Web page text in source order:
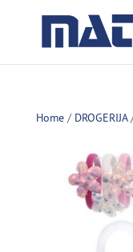
Home/ DROGERIJA